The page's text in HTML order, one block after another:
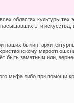
областях культуры тех
эти искусства,
наших былин,
быть заметным или,
мифа либо при помощи